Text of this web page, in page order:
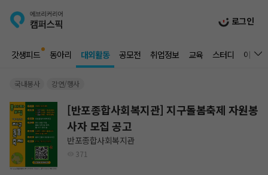
로그인
갓생피드 동아리 대외활동 공모전 취업정보 교육 스터디 이벤트
국내봉사 강연/행사
[반포종합사회복지관] 지구돌봄축제 자원봉
사자 모집 공고
반포종합사회복지관
371